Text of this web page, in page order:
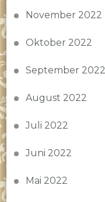
November 2022
Oktober 2022
September 2022
August 2022
Juli 2022
Juni 2022
Mai 2022